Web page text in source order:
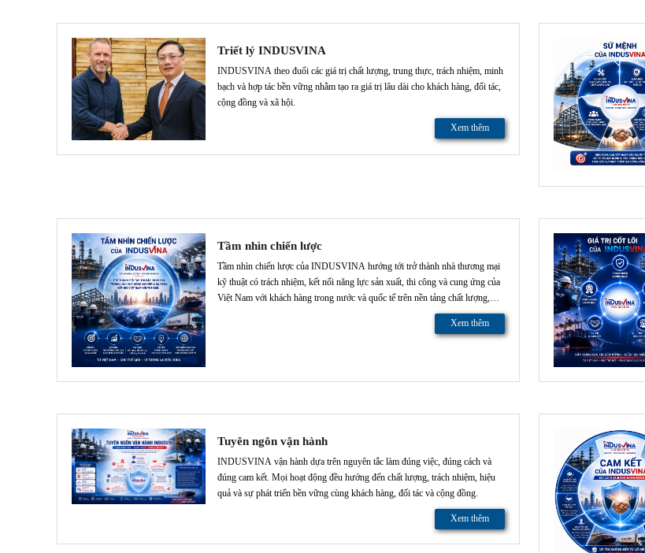
Triết lý INDUSVINA
INDUSVINA theo đuổi các giá trị chất lượng, trung thực, trách nhiệm, minh
bạch và hợp tác bền vững nhằm tạo ra giá trị lâu dài cho khách hàng, đối tác,
cộng đồng và xã hội.
Xem thêm
Tầm nhìn chiến lược
Tầm nhìn chiến lược của INDUSVINA hướng tới trở thành nhà thương mại
kỹ thuật có trách nhiệm, kết nối năng lực sản xuất, thi công và cung ứng của
Việt Nam với khách hàng trong nước và quốc tế trên nền tảng chất lượng,
Xem thêm
Tuyên ngôn vận hành
INDUSVINA vận hành dựa trên nguyên tắc làm đúng việc, đúng cách và
đúng cam kết. Mọi hoạt động đều hướng đến chất lượng, trách nhiệm, hiệu
quả và sự phát triển bền vững cùng khách hàng, đối tác và cộng đồng.
Xem thêm